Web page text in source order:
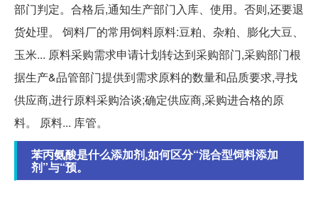
部门判定。合格后,通知生产部门入库、使用。否则,还要退
货处理。 饲料厂的常用饲料原料:豆粕、杂粕、膨化大豆、
玉米... 原料采购需求申请计划转达到采购部门,采购部门根
据生产&品管部门提供到需求原料的数量和品质要求,寻找
供应商,进行原料采购洽谈;确定供应商,采购进合格的原
料。 原料... 库管。
苯丙氨酸是什么添加剂,如何区分“混合型饲料添加
剂”与“预。